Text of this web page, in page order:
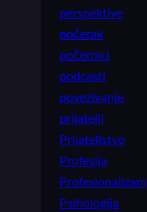
perspektive
početak
početnici
podcasti
povezivanje
prijatelji
Prijateljstvo
Profesija
Profesionalizam
Psihologija